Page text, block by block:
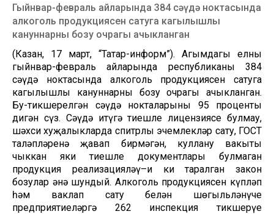
Гыйнвар-февраль айларында 384 сәүдә ноктасында
алкоголь продукциясен сатуга кагылышлы
кануннарны бозу очрагы ачыкланган
(Казан, 17 март, “Татар-информ”). Агымдагы елның
гыйнвар-февраль айларында республиканың 384
сәүдә ноктасында алкоголь продукциясен сатуга
кагылышлы кануннарны бозу очрагы ачыкланган.
Бу-тикшерелгән сәүдә нокталарының 95 проценты
дигән сүз. Сәүдә итүгә тиешле лицензиясе булмау,
шәхси хуҗалыкларда спитрлы эчемлекләр сату, ГОСТ
таләпләренә җавап бирмәгән, куллану вакыты
чыккан яки тиешле документлары булмаган
продукция реализацияләү–иң киң таралган закон
бозулар әнә шундый. Алкоголь продукциясен күпләп
һәм ваклап сату белән шөгыльләнүче
предприятиеләргә 262 инспекция тикшерүе